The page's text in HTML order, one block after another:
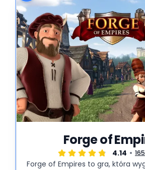
Forge of
4.14
Forge of Empires to gra, która